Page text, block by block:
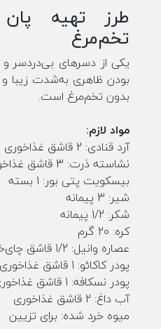
طرز تهیه پان
تخم‌مرغ
یکی از دسرهای بی‌دردسر
بودن ظاهری به‌شدت زیبا و
بدون تخم‌مرغ است.
مواد لازم:
آرد قنادی: 2 قاشق غذاخوری
نشاسته ذرت: 3 قاشق غذاخوری
بیسکویت پتی بور: 1 بسته
شیر: 3 پیمانه
شکر: 1/2 پیمانه
کره: 20 گرم
عصاره وانیل: 1/2 قاشق چای‌خوری
پودر کاکائو: 1 قاشق غذاخوری
پودر نسکافه: 1 قاشق غذاخوری
آب داغ: 2 قاشق غذاخوری
میوه خرد شده: برای تزیین